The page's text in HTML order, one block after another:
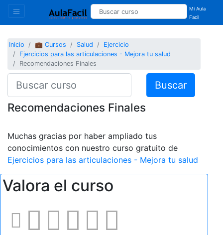
Mi Aula
Facil
Inicio 💼 Cursos Salud
Ejercicio
Ejercicios para las articulaciones - Mejora tu salud
Recomendaciones Finales
Buscar
Recomendaciones Finales
Muchas gracias por haber ampliado tus
conocimientos con nuestro curso gratuito de
Ejercicios para las articulaciones - Mejora tu salud
Valora el curso